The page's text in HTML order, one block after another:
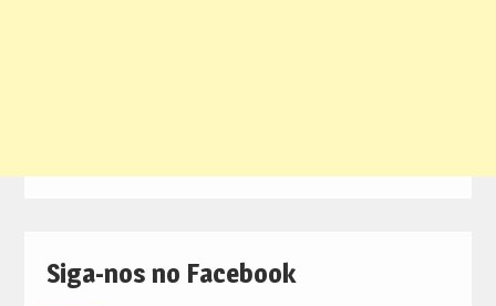
Siga-nos no Facebook